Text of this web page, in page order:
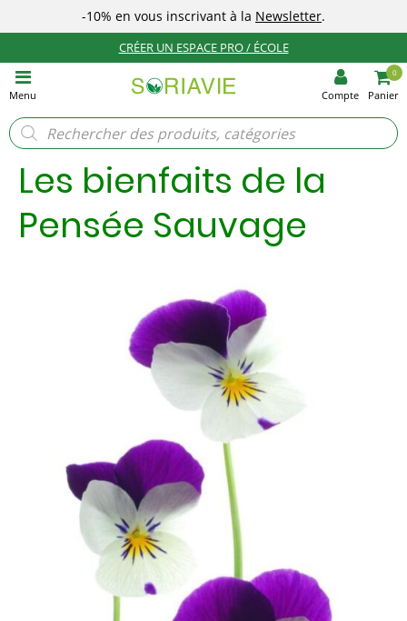
-10% en vous inscrivant à la Newsletter.
CRÉER UN ESPACE PRO / ÉCOLE
Menu Compte
0
Panier
Recherche
de
produits
Les bienfaits de la
Pensée Sauvage